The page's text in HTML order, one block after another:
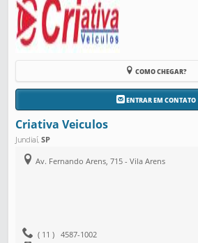
COMO CHEGAR?
ENTRAR EM CONTATO
Criativa Veiculos
Jundiaí,SP
Av. Fernando Arens, 715 - Vila Arens
( 11 ) 4587-1002